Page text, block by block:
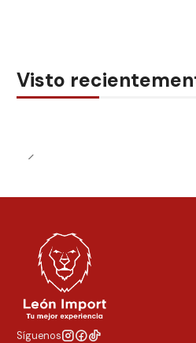
Visto
Síguenos